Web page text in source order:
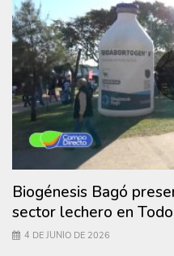
Biogénesis Bagó
sector lechero en
4 DE JUNIO DE 2026